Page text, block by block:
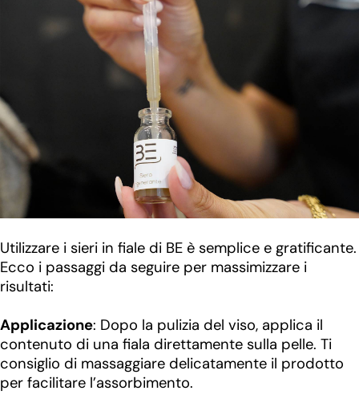
Utilizzare i sieri in fiale di BE è semplice e gratificante.
Ecco i passaggi da seguire per massimizzare i
risultati:
Applicazione: Dopo la pulizia del viso, applica il
contenuto di una fiala direttamente sulla pelle. Ti
consiglio di massaggiare delicatamente il prodotto
per facilitare l’assorbimento.